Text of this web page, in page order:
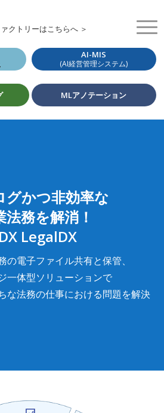
クトリーはこちらへ ＞
AI-MIS
(AI経営管理システム)
MLアノテーション
グかつ非効率な
法務を解消！
LegalDX
の電子ファイル共有と保管、
一体型ソリューションで
な法務の仕事における問題を解決